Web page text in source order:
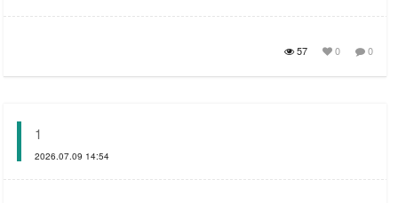
0
0
57
1
2026.07.09 14:54